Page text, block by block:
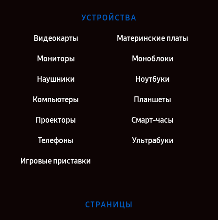
г. Казань
Ремонт материнской платы Asus TUF GAMING X570-PLUS (WI-FI) в
Ремонт материнской платы Asus TUF GAMING X570-PLUS (WI-FI) в
г. Санкт-Петербург
УСТРОЙСТВА
Видеокарты Материнские платы
Мониторы Моноблоки
Наушники Ноутбуки
Компьютеры Планшеты
Проекторы Смарт-часы
Телефоны Ультрабуки
Игровые приставки
СТРАНИЦЫ